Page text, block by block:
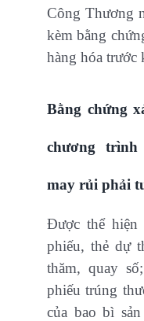
Công Thương
kèm bằng
hàng hóa trước
Bằng chứng
chương
may rủi phải
Được thể hiện
phiếu, thẻ dự
thăm, quay
phiếu trúng
của bao bì